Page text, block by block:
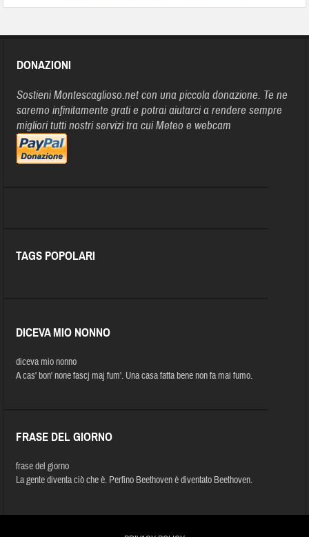
DONAZIONI
Sostieni Montescaglioso.net con una piccola donazione. Te ne
saremo infinitamente grati e potrai aiutarci a rendere sempre
migliori tutti nostri servizi tra cui Meteo e webcam
TAGS POPOLARI
DICEVA MIO NONNO
diceva mio nonno
A cas' bon' none fascj maj fum'. Una casa fatta bene non fa mai fumo.
FRASE DEL GIORNO
frase del giorno
La gente diventa ciò che è. Perfino Beethoven è diventato Beethoven.